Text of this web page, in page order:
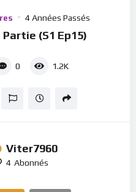
4 Années Passés
(S1 Ep15)
0 1.2K
Viter7960
4 Abonnés